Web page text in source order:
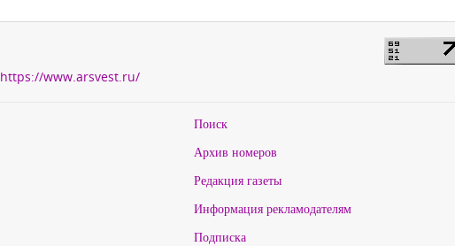
https://www.arsvest.ru/
Поиск
Архив номеров
Редакция газеты
Информация рекламодателям
Подписка